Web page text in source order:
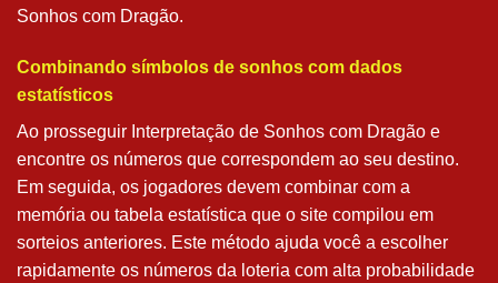
Sonhos com Dragão.
Combinando símbolos de sonhos com dados
estatísticos
Ao prosseguir Interpretação de Sonhos com Dragão e
encontre os números que correspondem ao seu destino.
Em seguida, os jogadores devem combinar com a
memória ou tabela estatística que o site compilou em
sorteios anteriores. Este método ajuda você a escolher
rapidamente os números da loteria com alta probabilidade